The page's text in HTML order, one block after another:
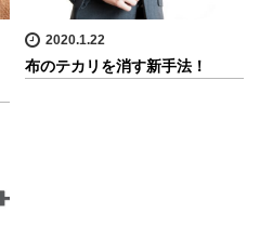
2020.1.22
布のテカリを消す新手法！